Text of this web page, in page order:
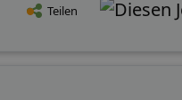
Teilen